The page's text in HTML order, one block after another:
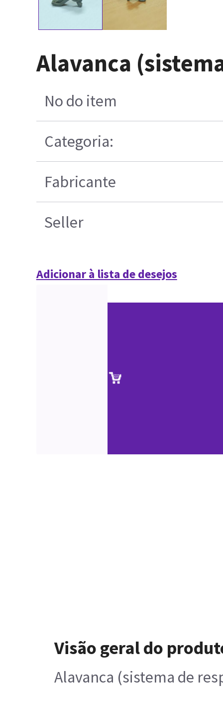
Alavanca
No do item
Categoria:
Fabricante
Seller
Adicionar à lista de desejos
Visão geral do
Alavanca (sistema de